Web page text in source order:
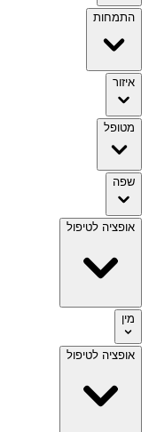
התמחות
איזור
מטופל
שפה
אופציה לטיפול
מין
אופציה לטיפול